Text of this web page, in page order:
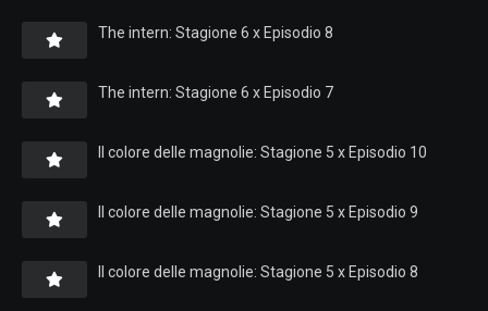
The intern: Stagione 6 x Episodio 8
The intern: Stagione 6 x Episodio 7
Il colore delle magnolie: Stagione 5 x Episodio 10
Il colore delle magnolie: Stagione 5 x Episodio 9
Il colore delle magnolie: Stagione 5 x Episodio 8